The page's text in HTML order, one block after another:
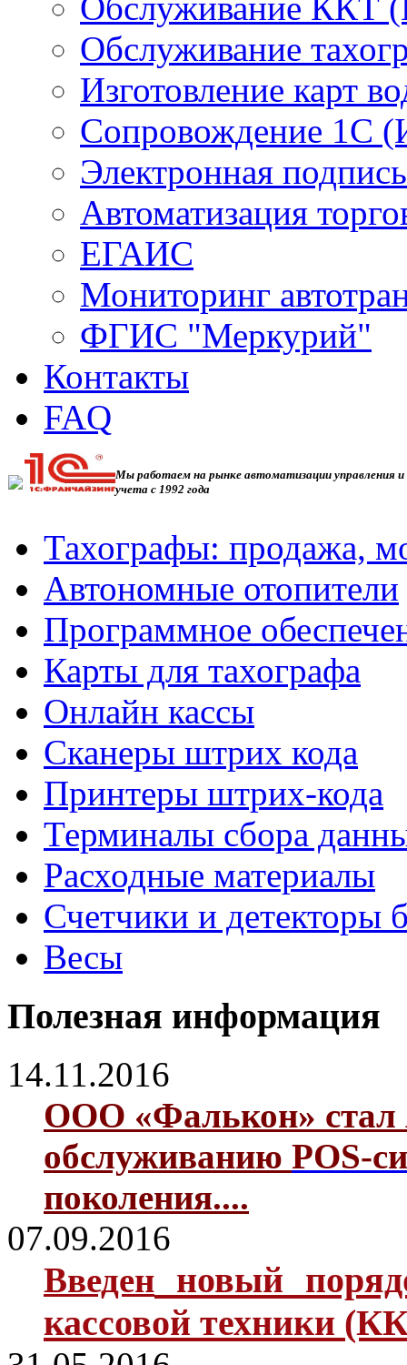
Обслуживание
Изготовление карт
Сопровождение 1С
Электронная подпись
Автоматизация
ЕГАИС
Мониторинг
ФГИС "Меркурий"
Контакты
FAQ
Мы работаем на рынке автоматизации управления и
учета с 1992 года
Тахографы: продажа,
Автономные отопители
Программное
Карты для тахографа
Онлайн кассы
Сканеры штрих кода
Принтеры штрих-кода
Терминалы сбора
Расходные материалы
Счетчики и детекторы
Весы
Полезная информация
14.11.2016
ООО «Фалькон»
обслуживанию POS-
поколения....
07.09.2016
Введен новый
кассовой техники